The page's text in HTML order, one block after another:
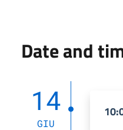
Date and
14
GIU